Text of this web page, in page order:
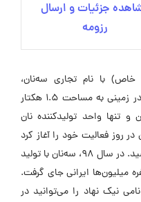
جزئیات و ارسال
رزومه
با نام تجاری سه‌نان،
کارخانه‌ای در شهرک صنعتی بهارستان در زمینی به مساحت 1.5 هکتار
تنها واحد تولیدکننده نان
در ایران با ظرفیت تولید 50 تن در روز فعالیت خود را آغاز کرد
و در 22 مهرماه 1387 به بهره‌برداری رسید. در سال 98، سه‌نان با تولید
سفره میلیون‌ها ایرانی جای گرفت.
نیک نهاد را می‌توانید در